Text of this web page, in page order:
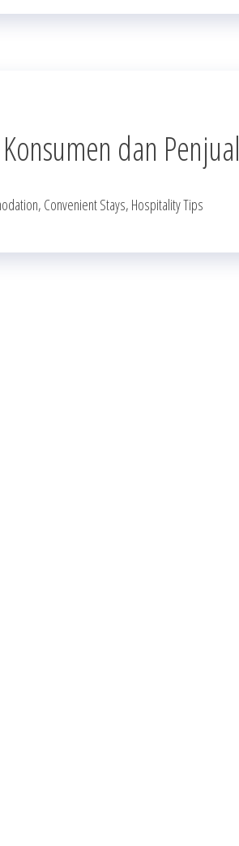
dan
Convenient Stays, Hospitality Tips